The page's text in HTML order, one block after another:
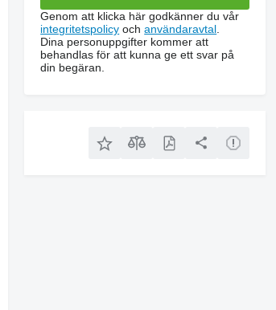
Genom att klicka här godkänner du vår
integritetspolicy ochanvändaravtal
Dina personuppgifter kommer att
behandlas för att kunna ge ett svar på
din begäran.